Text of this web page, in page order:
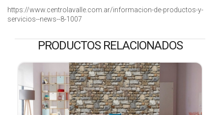
https://www.centrolavalle.com.ar/informacion-de-productos-y-
servicios--news--8-1007
PRODUCTOS RELACIONADOS